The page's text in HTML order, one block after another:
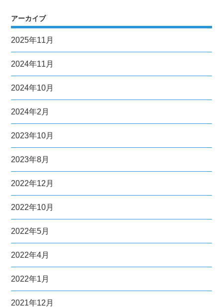
アーカイブ
2025年11月
2024年11月
2024年10月
2024年2月
2023年10月
2023年8月
2022年12月
2022年10月
2022年5月
2022年4月
2022年1月
2021年12月